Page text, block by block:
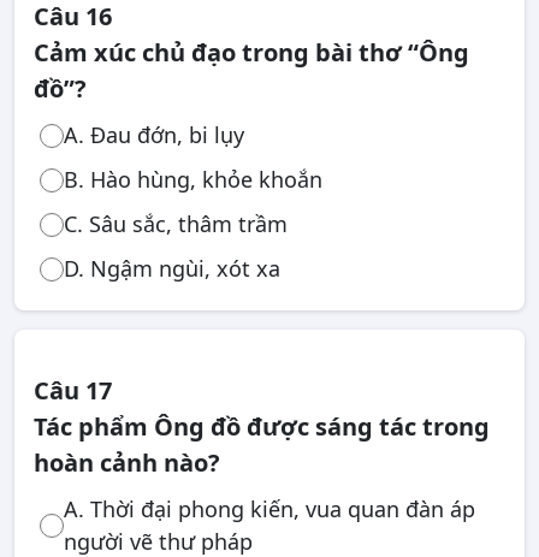
Câu 16
Cảm xúc chủ đạo trong bài thơ “Ông
đồ”?
A. Đau đớn, bi lụy
B. Hào hùng, khỏe khoắn
C. Sâu sắc, thâm trầm
D. Ngậm ngùi, xót xa
Câu 17
Tác phẩm Ông đồ được sáng tác trong
hoàn cảnh nào?
A. Thời đại phong kiến, vua quan đàn áp
người vẽ thư pháp